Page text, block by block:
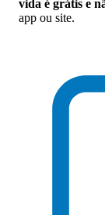
vida é grátis e
app ou site.